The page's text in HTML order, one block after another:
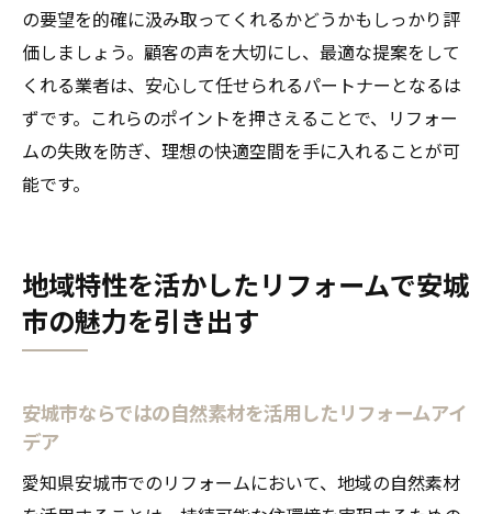
安城市でのリフォームがもたらすライフスタイ
ルの変革
リフォームで実現する新しい生活習慣
趣味を楽しむためのリフォームスペースの
提案
家族の絆を深めるためのリフォームデザイ
ン
シニア世代に配慮したリフォームの取り組
リフォームによる新しいコミュニティ生活
の要望を的確に汲み取ってくれるかどうかもしっかり評
価しましょう。顧客の声を大切にし、最適な提案をして
くれる業者は、安心して任せられるパートナーとなるは
ずです。これらのポイントを押さえることで、リフォー
ムの失敗を防ぎ、理想の快適空間を手に入れることが可
能です。
地域特性を活かしたリフォームで安城
市の魅力を引き出す
安城市ならではの自然素材を活用したリフォームアイ
デア
愛知県安城市でのリフォームにおいて、地域の自然素材